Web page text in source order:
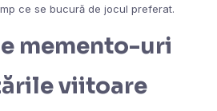
ce se bucură de jocul preferat.
memento-uri
viitoare